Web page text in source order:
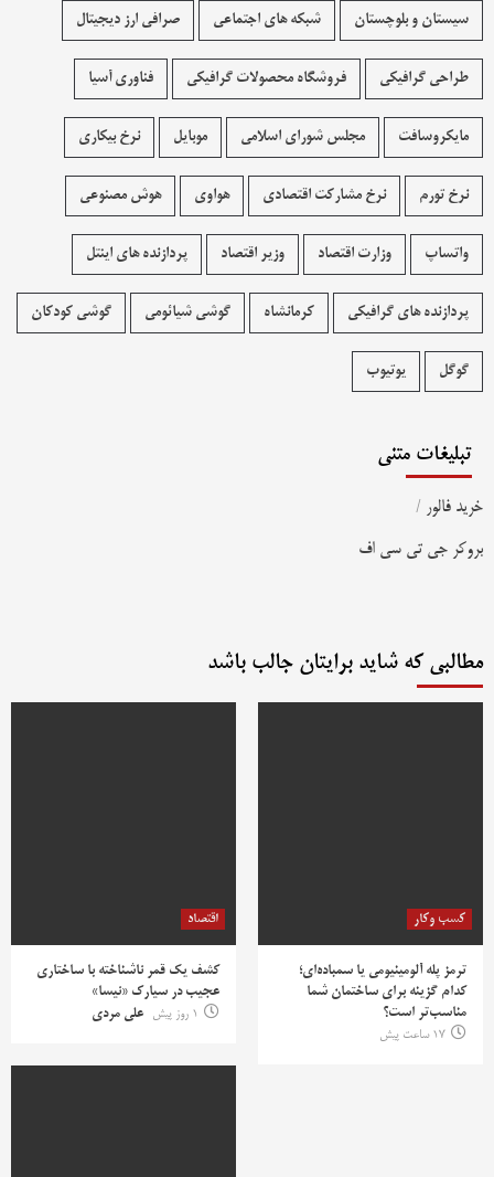
سیستان و بلوچستان شبکه های اجتماعی صرافی ارز دیجیتال
طراحی گرافیکی فروشگاه محصولات گرافيکی فناوری آسیا
مایکروسافت مجلس شورای اسلامی موبایل نرخ بیکاری
نرخ تورم نرخ مشارکت اقتصادی هواوی هوش مصنوعی
واتساپ وزارت اقتصاد وزیر اقتصاد پردازنده های اینتل
پردازنده های گرافیکی کرمانشاه گوشی شیائومی گوشی کودکان
گوگل یوتیوب
تبلیغات متنی
خرید فالور /
بروکر جی تی سی اف
مطالبی که شاید برایتان جالب باشد
کسب وکار
ترمز پله آلومینیومی یا سمباده‌ای؛
کدام گزینه برای ساختمان شما
مناسب‌تر است؟
17 ساعت پیش
اقتصاد
کشف یک قمر ناشناخته با ساختاری
عجیب در سیارک «نیسا»
1 روز پیش
علی مردی